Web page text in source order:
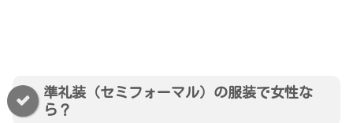
準礼装（セミフォーマル）の服装で女性な
ら？